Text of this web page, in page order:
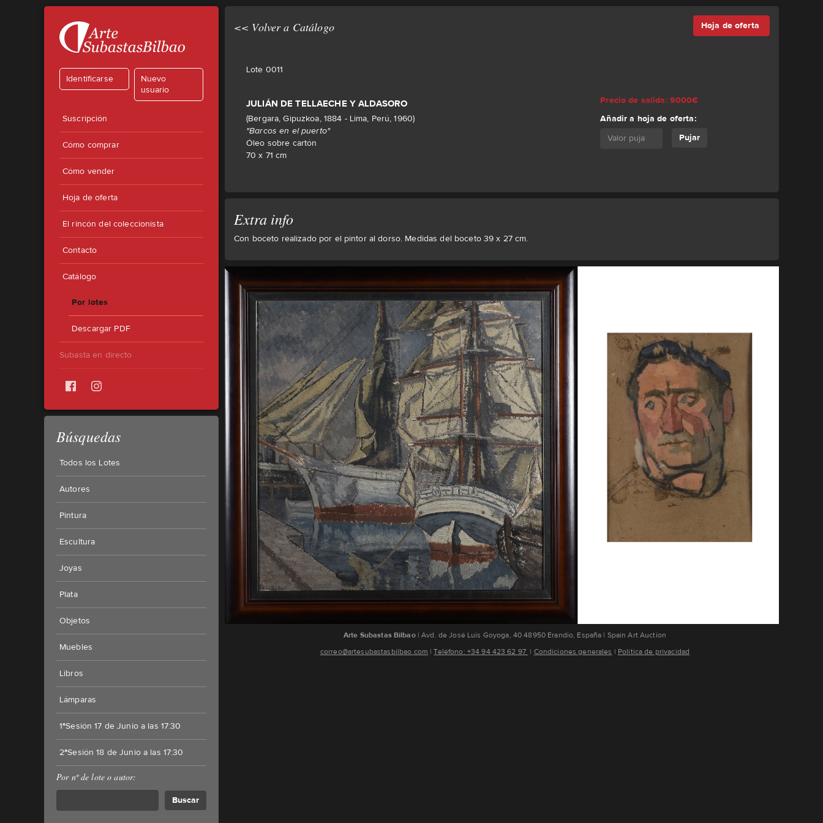
Identificarse
Nuevo
usuario
Suscripción
Cómo comprar
Cómo vender
Hoja de oferta
El rincón del coleccionista
Contacto
Catálogo
Por lotes
Descargar PDF
Subasta en directo
Búsquedas
Todos los Lotes
Autores
Pintura
Escultura
Joyas
Plata
Objetos
Muebles
Libros
Lámparas
1ªSesión 17 de Junio a las 17:30
2ªSesión 18 de Junio a las 17:30
Por nº de lote o autor:
Buscar
<< Volver a Catálogo Hoja de oferta
Lote 0011
JULIÁN DE TELLAECHE Y ALDASORO
(Bergara, Gipuzkoa, 1884 - Lima, Perú, 1960)
"Barcos en el puerto"
Óleo sobre cartón
70 x 71 cm
Precio de salida: 9000€
Añadir a hoja de oferta:
Pujar
Extra info
Con boceto realizado por el pintor al dorso. Medidas del boceto 39 x 27 cm.
Arte Subastas Bilbao | Avd. de José Luis Goyoga, 40 48950 Erandio, España | Spain Art Auction
correo@artesubastasbilbao.com ¦Teléfono: +34 94 423 62 97 ¦ Condiciones generales ¦ Política de privacidad